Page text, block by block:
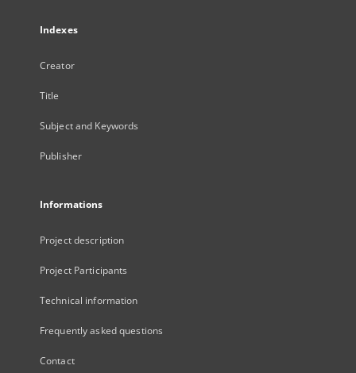
Indexes
Creator
Title
Subject and Keywords
Publisher
Informations
Project description
Project Participants
Technical information
Frequently asked questions
Contact